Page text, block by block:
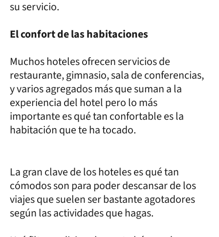
su servicio.
El confort de las habitaciones
Muchos hoteles ofrecen servicios de
restaurante, gimnasio, sala de conferencias,
y varios agregados más que suman a la
experiencia del hotel pero lo más
importante es qué tan confortable es la
habitación que te ha tocado.
La gran clave de los hoteles es qué tan
cómodos son para poder descansar de los
viajes que suelen ser bastante agotadores
según las actividades que hagas.